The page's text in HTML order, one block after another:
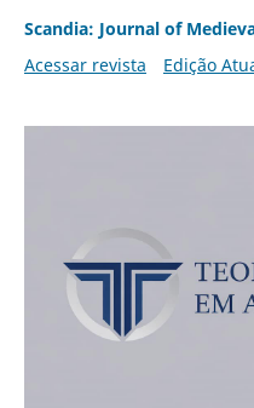
Scandia: Journal of
Acessar revista
Edição